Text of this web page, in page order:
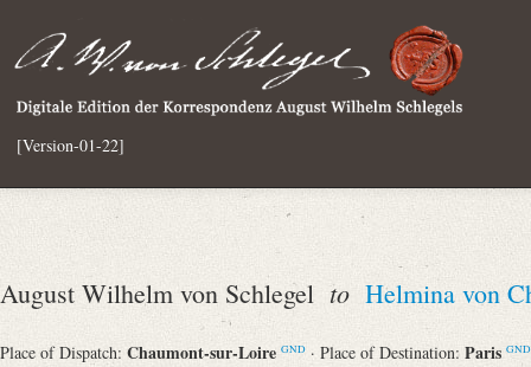
[Version-01-22]
August Wilhelm von Schlegel to Helmina von
Place of Dispatch: Chaumont-sur-Loire GND · Place of Destination: Paris GND